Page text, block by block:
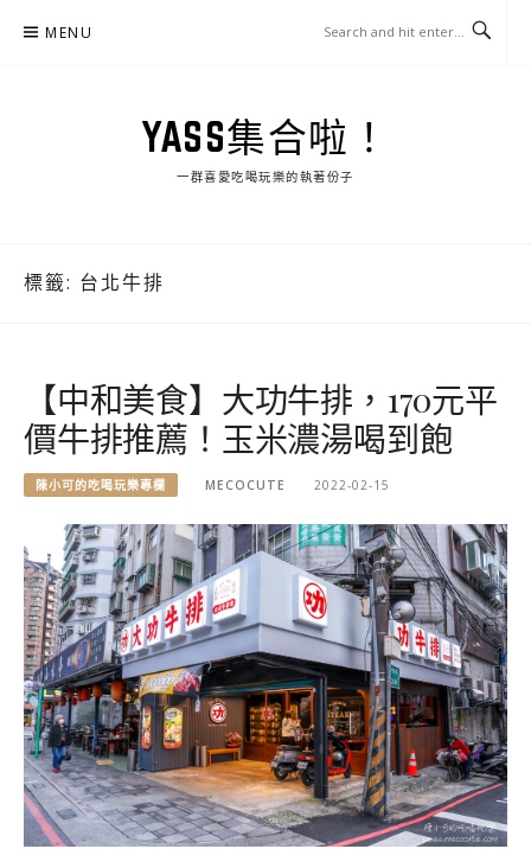
MENU
YASS集合啦！
一群喜愛吃喝玩樂的執著份子
標籤: 台北牛排
【中和美食】大功牛排，170元平
價牛排推薦！玉米濃湯喝到飽
陳小可的吃喝玩樂專欄 MECOCUTE 2022-02-15